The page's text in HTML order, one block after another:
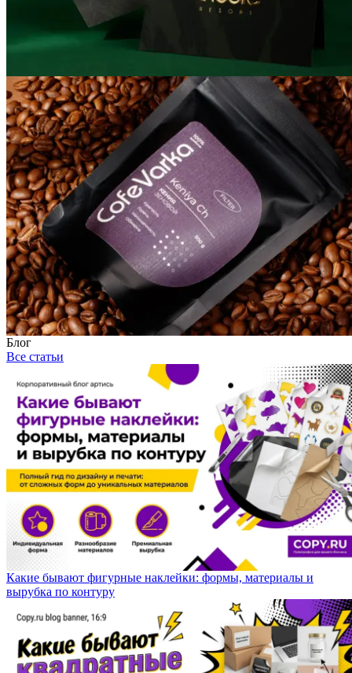
Блог
Все статьи
Какие бывают фигурные наклейки: формы, материалы и
вырубка по контуру